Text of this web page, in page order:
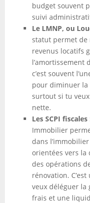
budget souvent
suivi
Le LMNP, ou
statut permet de
revenus locatifs
l’amortissement
c’est souvent
pour diminuer la
surtout si tu
nette.
Les SCPI fiscales
Immobilier
dans
orientées vers la
des opérations
rénovation.
veux déléguer la
frais et une